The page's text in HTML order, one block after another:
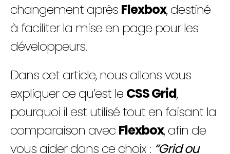
changement après Flexbox, destiné
à faciliter la mise en page pour les
développeurs.
Dans cet article, nous allons vous
expliquer ce qu’est le CSS Grid,
pourquoi il est utilisé tout en faisant la
comparaison avec Flexbox, afin de
vous aider dans ce choix : “Grid ou